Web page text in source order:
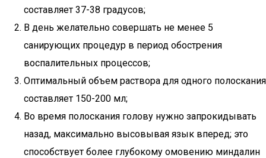
составляет 37-38 градусов;
В день желательно совершать не менее 5
санирующих процедур в период обострения
воспалительных процессов;
Оптимальный объем раствора для одного полоскания
составляет 150-200 мл;
Во время полоскания голову нужно запрокидывать
назад, максимально высовывая язык вперед; это
способствует более глубокому омовению миндалин